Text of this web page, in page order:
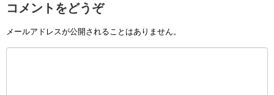
コメントをどうぞ
メールアドレスが公開されることはありません。